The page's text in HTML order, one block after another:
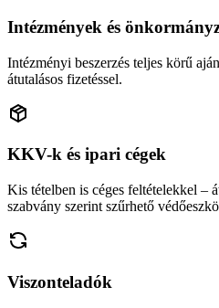
Intézmények és
Intézményi beszerzés teljes körű
átutalásos fizetéssel.
KKV-k és ipari cégek
Kis tételben is céges feltételekkel –
szabvány szerint szűrhető
Viszonteladók